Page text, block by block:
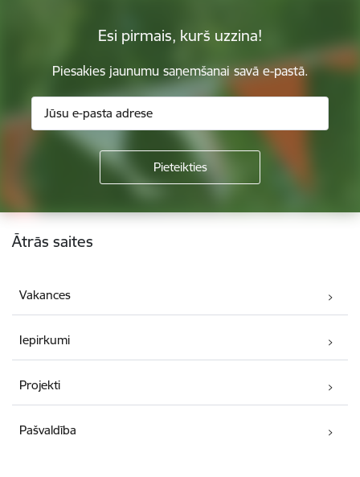
Esi pirmais, kurš uzzina!
Piesakies jaunumu saņemšanai savā e-pastā.
Kājene
Ātrās saites
Vakances
Iepirkumi
Projekti
Pašvaldība